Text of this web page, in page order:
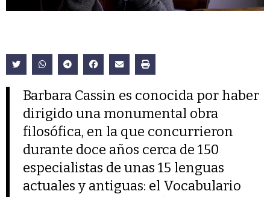
Barbara Cassin es conocida por haber
dirigido una monumental obra
filosófica, en la que concurrieron
durante doce años cerca de 150
especialistas de unas 15 lenguas
actuales y antiguas: el Vocabulario